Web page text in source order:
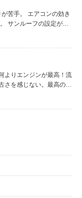
苦手。 エアコンの効き
サンルーフの設定が無
よりエンジンが最高！流
を感じない。最高の車